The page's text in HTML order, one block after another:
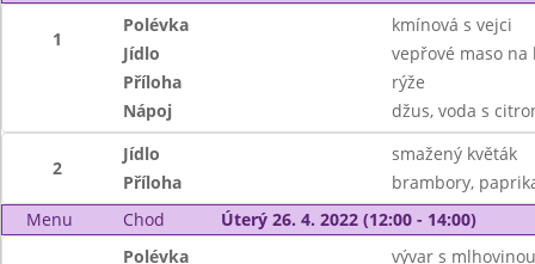
1
Polévka
kmínová s vejci
Jídlo
vepřové maso na
Příloha
rýže
Nápoj
džus, voda s
2
Jídlo
smažený květák
Příloha
brambory,
Menu
Chod Úterý 26. 4. 2022 (12:00 - 14:00)
Polévka
vývar s mlhovinou